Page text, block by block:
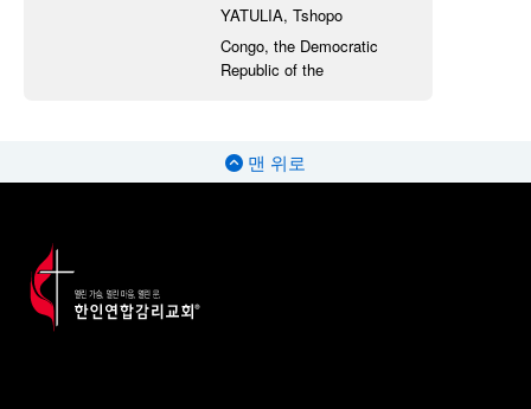
YATULIA, Tshopo
Congo, the Democratic
Republic of the
맨 위로